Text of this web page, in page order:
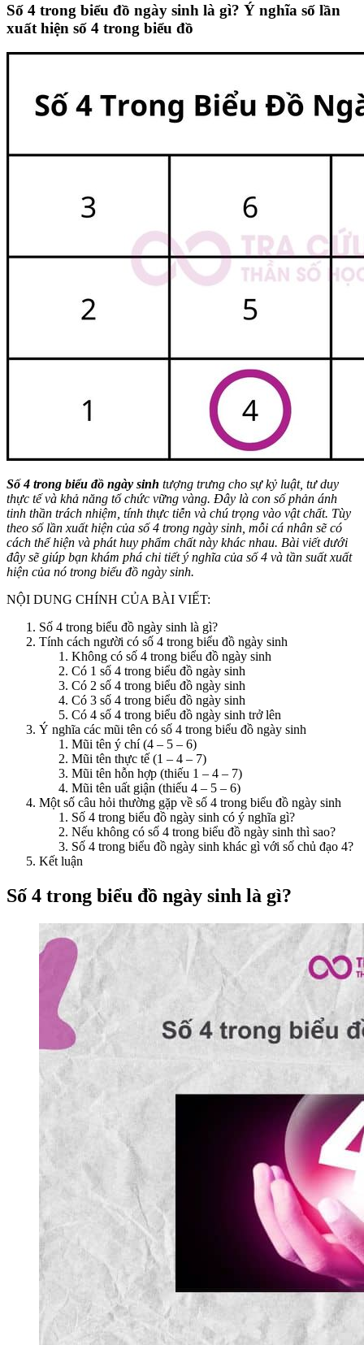
Số 4 trong biểu đồ ngày sinh là gì? Ý nghĩa số lần
xuất hiện số 4 trong biểu đồ
Số 4 trong biểu đồ ngày sinh tượng trưng cho sự kỷ luật, tư duy
thực tế và khả năng tổ chức vững vàng. Đây là con số phản ánh
tinh thần trách nhiệm, tính thực tiễn và chú trọng vào vật chất. Tùy
theo số lần xuất hiện của số 4 trong ngày sinh, mỗi cá nhân sẽ có
cách thể hiện và phát huy phẩm chất này khác nhau. Bài viết dưới
đây sẽ giúp bạn khám phá chi tiết ý nghĩa của số 4 và tần suất xuất
hiện của nó trong biểu đồ ngày sinh.
NỘI DUNG CHÍNH CỦA BÀI VIẾT:
Số 4 trong biểu đồ ngày sinh là gì?
Tính cách người có số 4 trong biểu đồ ngày sinh
Không có số 4 trong biểu đồ ngày sinh
Có 1 số 4 trong biểu đồ ngày sinh
Có 2 số 4 trong biểu đồ ngày sinh
Có 3 số 4 trong biểu đồ ngày sinh
Có 4 số 4 trong biểu đồ ngày sinh trở lên
Ý nghĩa các mũi tên có số 4 trong biểu đồ ngày sinh
Mũi tên ý chí (4 – 5 – 6)
Mũi tên thực tế (1 – 4 – 7)
Mũi tên hỗn hợp (thiếu 1 – 4 – 7)
Mũi tên uất giận (thiếu 4 – 5 – 6)
Một số câu hỏi thường gặp về số 4 trong biểu đồ ngày sinh
Số 4 trong biểu đồ ngày sinh có ý nghĩa gì?
Nếu không có số 4 trong biểu đồ ngày sinh thì sao?
Số 4 trong biểu đồ ngày sinh khác gì với số chủ đạo 4?
Kết luận
Số 4 trong biểu đồ ngày sinh là gì?